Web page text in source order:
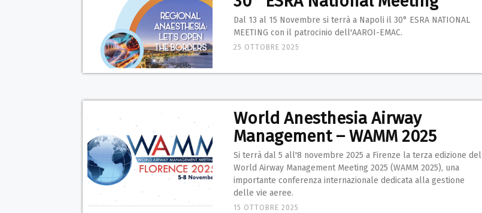
Dal 13 al 15 Novembre si terrà a Napoli il 30° ESRA NATIONAL
MEETING con il patrocinio dell'AAROI-EMAC.
25 OTTOBRE 2025
World Anesthesia Airway
Management – WAMM 2025
Si terrà dal 5 all'8 novembre 2025 a Firenze la terza edizione del
World Airway Management Meeting 2025 (WAMM 2025), una
importante conferenza internazionale dedicata alla gestione
delle vie aeree.
15 OTTOBRE 2025